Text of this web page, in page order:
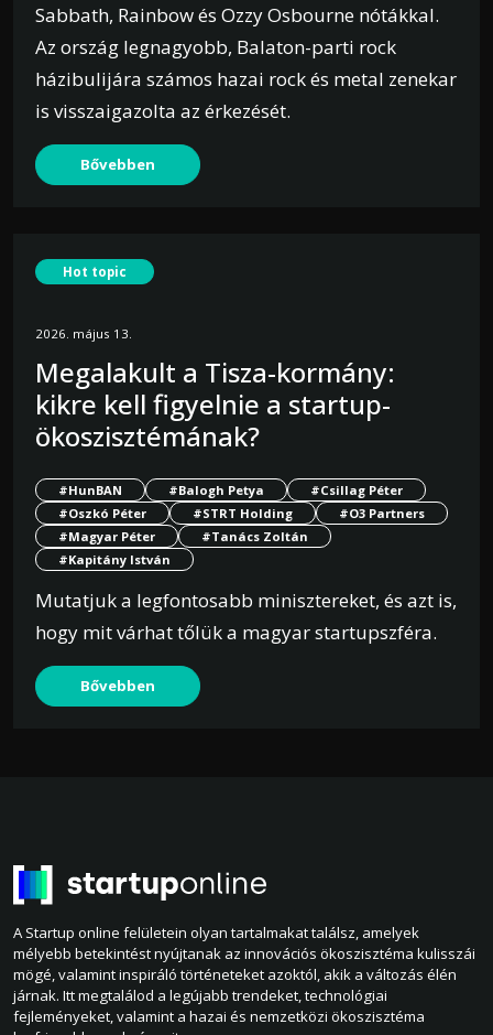
Sabbath, Rainbow és Ozzy Osbourne nótákkal.
Az ország legnagyobb, Balaton-parti rock
házibulijára számos hazai rock és metal zenekar
is visszaigazolta az érkezését.
Bővebben
Hot topic
2026. május 13.
Megalakult a Tisza-kormány:
kikre kell figyelnie a startup-
ökoszisztémának?
#HunBAN #Balogh Petya
#Csillag Péter
#Oszkó Péter
#STRT Holding
#O3 Partners
#Magyar Péter
#Tanács Zoltán
#Kapitány István
Mutatjuk a legfontosabb minisztereket, és azt is,
hogy mit várhat tőlük a magyar startupszféra.
Bővebben
A Startup online felületein olyan tartalmakat találsz, amelyek
mélyebb betekintést nyújtanak az innovációs ökoszisztéma kulisszái
mögé, valamint inspiráló történeteket azoktól, akik a változás élén
járnak. Itt megtalálod a legújabb trendeket, technológiai
fejleményeket, valamint a hazai és nemzetközi ökoszisztéma